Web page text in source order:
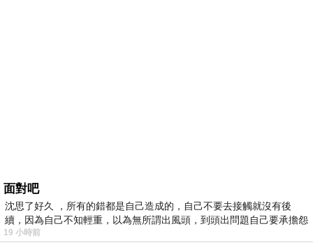
面對吧
沈思了好久 ，所有的錯都是自己造成的，自己不要去接觸就沒有後
續，因為自己不知輕重，以為無所謂出風頭，到頭出問題自己要承擔怨
不
19 小時前